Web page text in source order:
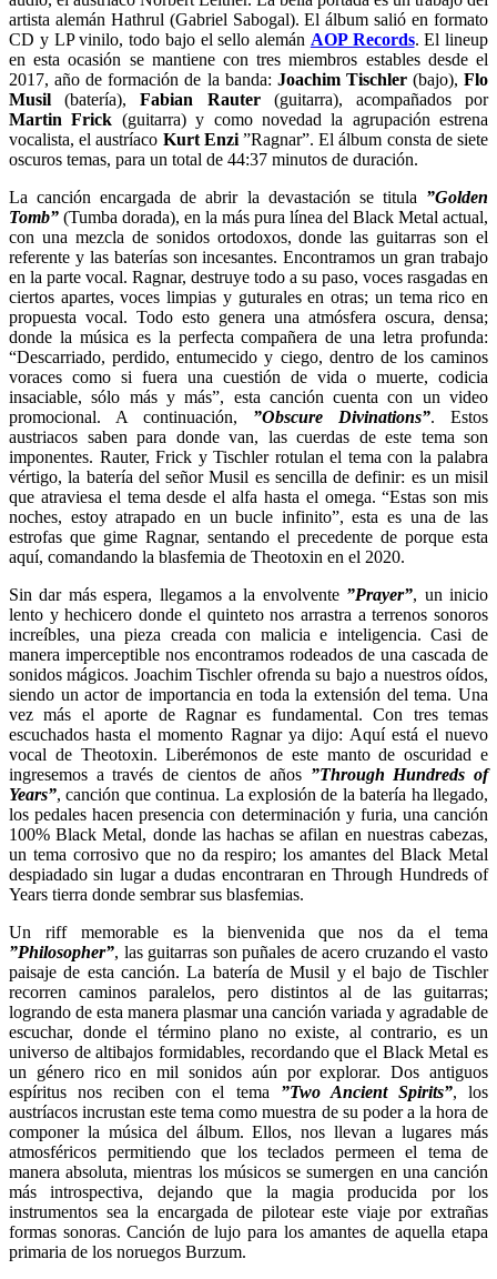
artista alemán Hathrul (Gabriel Sabogal). El álbum salió en formato
CD y LP vinilo, todo bajo el sello alemán AOP Records. El lineup
en esta ocasión se mantiene con tres miembros estables desde el
2017, año de formación de la banda: Joachim Tischler(bajo),Flo
Musil (batería),Fabian Rauter(guitarra), acompañados por
Martin Frick (guitarra) y como novedad la agrupación estrena
vocalista, el austríaco Kurt Enzi”Ragnar”. El álbum consta de siete
oscuros temas, para un total de 44:37 minutos de duración.
La canción encargada de abrir la devastación se titula ”Golden
Tomb” (Tumba dorada), en la más pura línea del Black Metal actual,
con una mezcla de sonidos ortodoxos, donde las guitarras son el
referente y las baterías son incesantes. Encontramos un gran trabajo
en la parte vocal. Ragnar, destruye todo a su paso, voces rasgadas en
ciertos apartes, voces limpias y guturales en otras; un tema rico en
propuesta vocal. Todo esto genera una atmósfera oscura, densa;
donde la música es la perfecta compañera de una letra profunda:
“Descarriado, perdido, entumecido y ciego, dentro de los caminos
voraces como si fuera una cuestión de vida o muerte, codicia
insaciable, sólo más y más”, esta canción cuenta con un video
promocional. A continuación, ”Obscure Divinations”. Estos
austriacos saben para donde van, las cuerdas de este tema son
imponentes. Rauter, Frick y Tischler rotulan el tema con la palabra
vértigo, la batería del señor Musil es sencilla de definir: es un misil
que atraviesa el tema desde el alfa hasta el omega. “Estas son mis
noches, estoy atrapado en un bucle infinito”, esta es una de las
estrofas que gime Ragnar, sentando el precedente de porque esta
aquí, comandando la blasfemia de Theotoxin en el 2020.
Sin dar más espera, llegamos a la envolvente ”Prayer”, un inicio
lento y hechicero donde el quinteto nos arrastra a terrenos sonoros
increíbles, una pieza creada con malicia e inteligencia. Casi de
manera imperceptible nos encontramos rodeados de una cascada de
sonidos mágicos. Joachim Tischler ofrenda su bajo a nuestros oídos,
siendo un actor de importancia en toda la extensión del tema. Una
vez más el aporte de Ragnar es fundamental. Con tres temas
escuchados hasta el momento Ragnar ya dijo: Aquí está el nuevo
vocal de Theotoxin. Liberémonos de este manto de oscuridad e
ingresemos a través de cientos de años ”Through Hundreds of
Years”, canción que continua. La explosión de la batería ha llegado,
los pedales hacen presencia con determinación y furia, una canción
100% Black Metal, donde las hachas se afilan en nuestras cabezas,
un tema corrosivo que no da respiro; los amantes del Black Metal
despiadado sin lugar a dudas encontraran en Through Hundreds of
Years tierra donde sembrar sus blasfemias.
Un riff memorable es la bienvenida que nos da el tema
”Philosopher”, las guitarras son puñales de acero cruzando el vasto
paisaje de esta canción. La batería de Musil y el bajo de Tischler
recorren caminos paralelos, pero distintos al de las guitarras;
logrando de esta manera plasmar una canción variada y agradable de
escuchar, donde el término plano no existe, al contrario, es un
universo de altibajos formidables, recordando que el Black Metal es
un género rico en mil sonidos aún por explorar. Dos antiguos
espíritus nos reciben con el tema ”Two Ancient Spirits”, los
austríacos incrustan este tema como muestra de su poder a la hora de
componer la música del álbum. Ellos, nos llevan a lugares más
atmosféricos permitiendo que los teclados permeen el tema de
manera absoluta, mientras los músicos se sumergen en una canción
más introspectiva, dejando que la magia producida por los
instrumentos sea la encargada de pilotear este viaje por extrañas
formas sonoras. Canción de lujo para los amantes de aquella etapa
primaria de los noruegos Burzum.